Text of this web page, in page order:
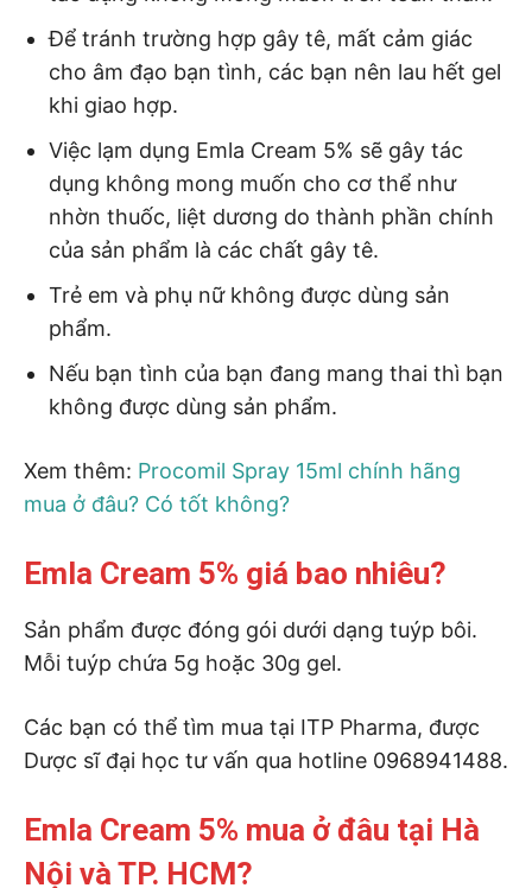
Để tránh trường hợp gây tê, mất cảm giác
cho âm đạo bạn tình, các bạn nên lau hết gel
khi giao hợp.
Việc lạm dụng Emla Cream 5% sẽ gây tác
dụng không mong muốn cho cơ thể như
nhờn thuốc, liệt dương do thành phần chính
của sản phẩm là các chất gây tê.
Trẻ em và phụ nữ không được dùng sản
phẩm.
Nếu bạn tình của bạn đang mang thai thì bạn
không được dùng sản phẩm.
Xem thêm: Procomil Spray 15ml chính hãng
mua ở đâu? Có tốt không?
Emla Cream 5% giá bao nhiêu?
Sản phẩm được đóng gói dưới dạng tuýp bôi.
Mỗi tuýp chứa 5g hoặc 30g gel.
Các bạn có thể tìm mua tại ITP Pharma, được
Dược sĩ đại học tư vấn qua hotline 0968941488.
Emla Cream 5% mua ở đâu tại Hà
Nội và TP. HCM?